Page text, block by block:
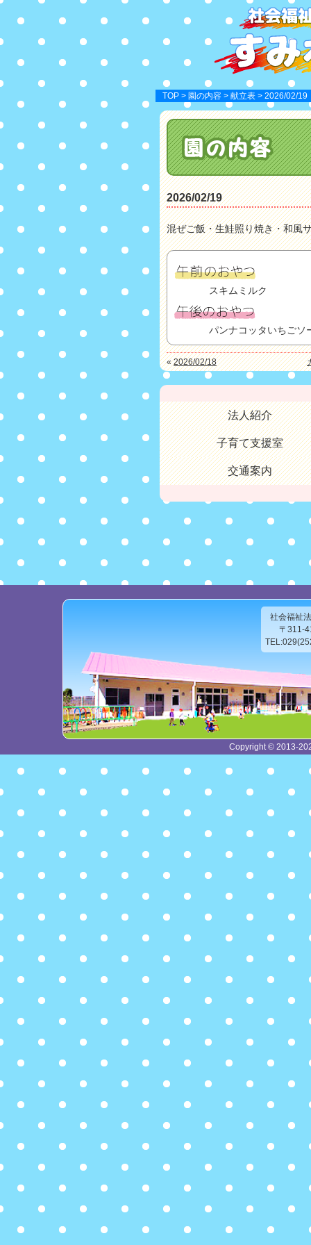
TOP > 園の内容 > 献立表 > 2026/02/19
2026/02/19
混ぜご飯・生鮭照り焼き・和
スキムミルク
パンナコッタいちごソ
«2026/02/18
法人紹介
子育て支援室
交通案内
社会福祉
〒311-
Copyright © 2013-